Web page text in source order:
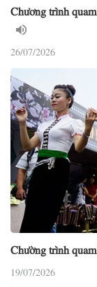
Chương trình
26/07/2026
Chường trình
19/07/2026